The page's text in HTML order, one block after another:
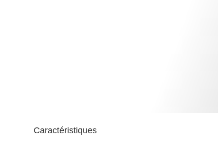
Caractéristiques